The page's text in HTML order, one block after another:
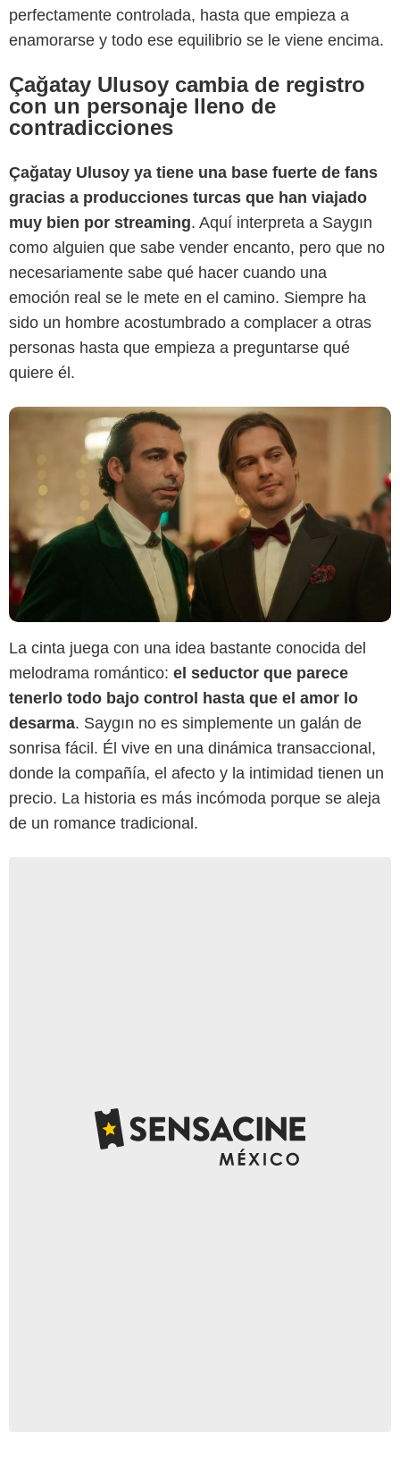
perfectamente controlada, hasta que empieza a
enamorarse y todo ese equilibrio se le viene encima.
Çağatay Ulusoy cambia de registro
con un personaje lleno de
contradicciones
Çağatay Ulusoy ya tiene una base fuerte de fans
gracias a producciones turcas que han viajado
muy bien por streaming. Aquí interpreta a Saygın
como alguien que sabe vender encanto, pero que no
necesariamente sabe qué hacer cuando una
emoción real se le mete en el camino. Siempre ha
sido un hombre acostumbrado a complacer a otras
personas hasta que empieza a preguntarse qué
quiere él.
Netflix
La cinta juega con una idea bastante conocida del
melodrama romántico: el seductor que parece
tenerlo todo bajo control hasta que el amor lo
desarma. Saygın no es simplemente un galán de
sonrisa fácil. Él vive en una dinámica transaccional,
donde la compañía, el afecto y la intimidad tienen un
precio. La historia es más incómoda porque se aleja
de un romance tradicional.